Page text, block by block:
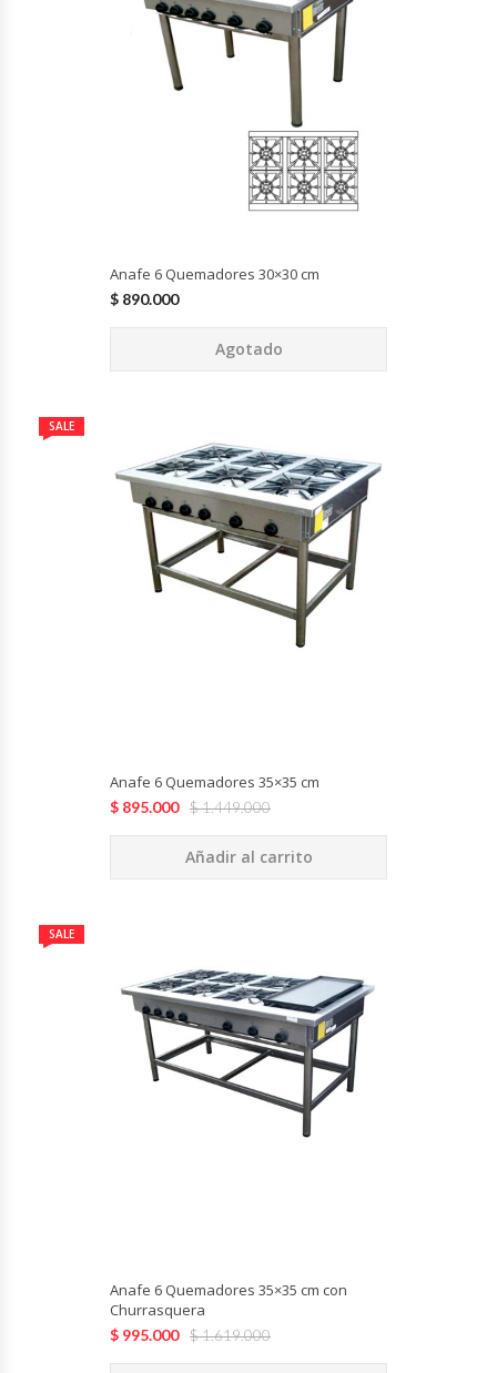
Módulos De Acero Inoxidable
Ofertas Del Mes
Ollas Arroceras
Peladora De Papas
Picador De Hielo
Planchas Churrasqueras
Ralladoras De Queso
Rebanadoras De Pan De Molde
Repuestos Hornos Turbos
Revolvedoras De Masas
Sin Categoría
Anafe 6 Quemadores 30×30 cm
$ 890.000
Agotado
SALE
Anafe 6 Quemadores 35×35 cm
$1.449.000
$ 895.000
Añadir al carrito
SALE
Anafe 6 Quemadores 35×35 cm con
Churrasquera
$1.619.000
$ 995.000